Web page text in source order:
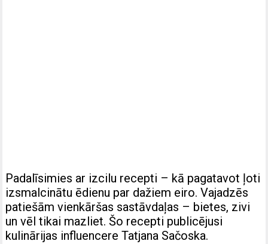
Padalīsimies ar izcilu recepti – kā pagatavot ļoti
izsmalcinātu ēdienu par dažiem eiro. Vajadzēs
patiešām vienkāršas sastāvdaļas – bietes, zivi
un vēl tikai mazliet. Šo recepti publicējusi
kulinārijas influencere Tatjana Sačoska.